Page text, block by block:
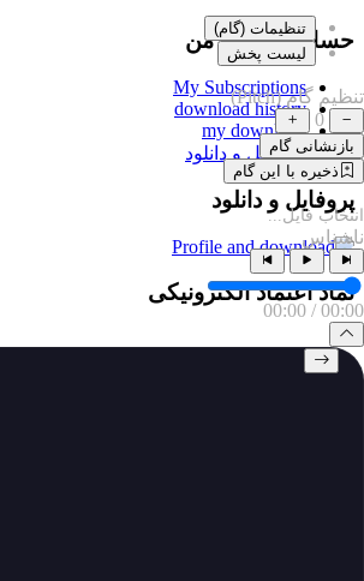
حساب کاربری من
My Subscriptions
download history
my download
پروفایل و دانلود
پروفایل و دانلود
نماد اعتماد الکترونیکی
تنظیمات (گام)
لیست پخش
تنظیم گام (Pitch)
0
بازنشانی گام
ذخیره با این گام
انتخاب فایل...
ناشناس
00:00
/
00:00